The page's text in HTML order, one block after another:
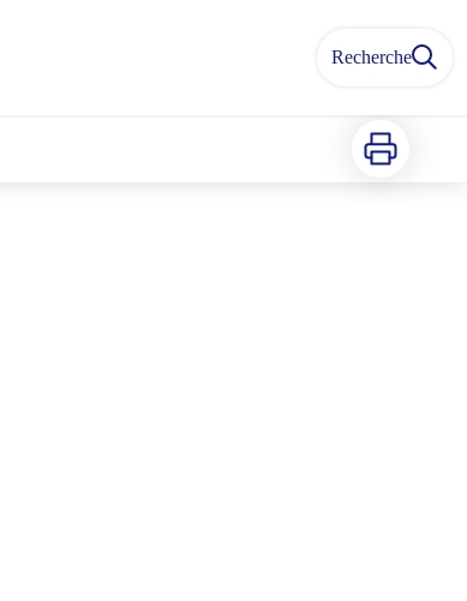
Recherche
Imprimer